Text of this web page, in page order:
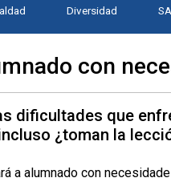
Diversidad
con
dificultades que
¿toman la